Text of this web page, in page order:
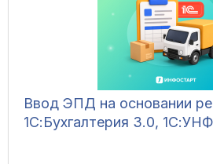
Ввод ЭПД на основании
1С:Бухгалтерия 3.0,